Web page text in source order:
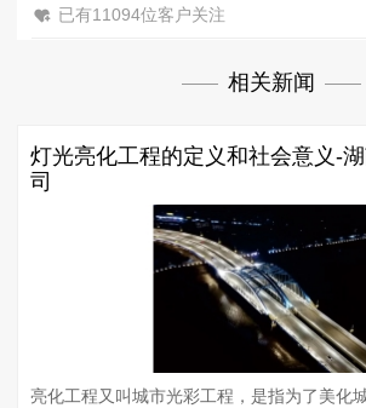
已有11094位客户关注
相关新闻
灯光亮化工程的定义和社会意义-
司
亮化工程又叫城市光彩工程，是指为了美化